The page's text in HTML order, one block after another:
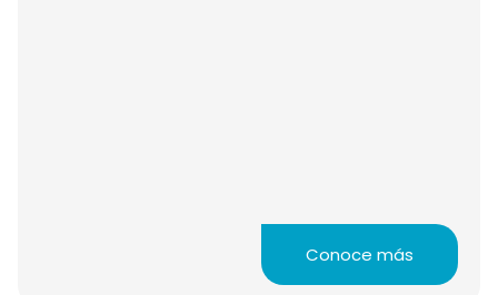
Conoce más